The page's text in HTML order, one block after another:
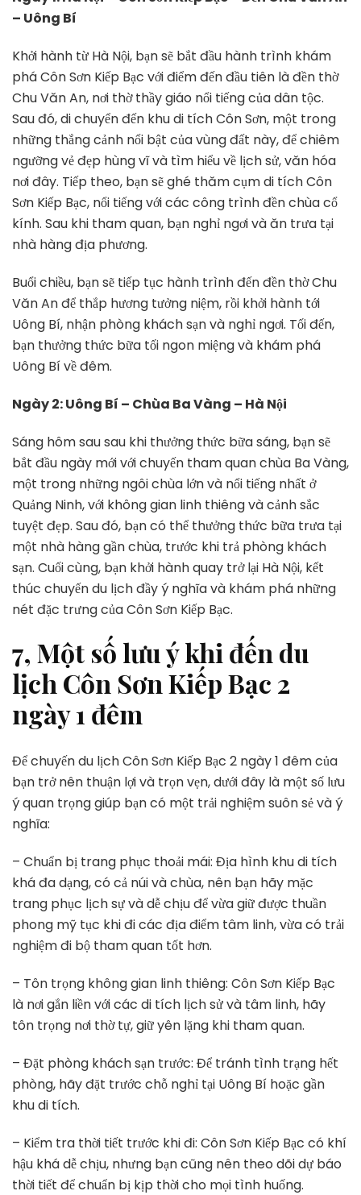
– Uông Bí
Khởi hành từ Hà Nội, bạn sẽ bắt đầu hành trình khám
phá Côn Sơn Kiếp Bạc với điểm đến đầu tiên là đền thờ
Chu Văn An, nơi thờ thầy giáo nổi tiếng của dân tộc.
Sau đó, di chuyển đến khu di tích Côn Sơn, một trong
những thắng cảnh nổi bật của vùng đất này, để chiêm
ngưỡng vẻ đẹp hùng vĩ và tìm hiểu về lịch sử, văn hóa
nơi đây. Tiếp theo, bạn sẽ ghé thăm cụm di tích Côn
Sơn Kiếp Bạc, nổi tiếng với các công trình đền chùa cổ
kính. Sau khi tham quan, bạn nghỉ ngơi và ăn trưa tại
nhà hàng địa phương.
Buổi chiều, bạn sẽ tiếp tục hành trình đến đền thờ Chu
Văn An để thắp hương tưởng niệm, rồi khởi hành tới
Uông Bí, nhận phòng khách sạn và nghỉ ngơi. Tối đến,
bạn thưởng thức bữa tối ngon miệng và khám phá
Uông Bí về đêm.
Ngày 2: Uông Bí – Chùa Ba Vàng – Hà Nội
Sáng hôm sau sau khi thưởng thức bữa sáng, bạn sẽ
bắt đầu ngày mới với chuyến tham quan chùa Ba Vàng,
một trong những ngôi chùa lớn và nổi tiếng nhất ở
Quảng Ninh, với không gian linh thiêng và cảnh sắc
tuyệt đẹp. Sau đó, bạn có thể thưởng thức bữa trưa tại
một nhà hàng gần chùa, trước khi trả phòng khách
sạn. Cuối cùng, bạn khởi hành quay trở lại Hà Nội, kết
thúc chuyến du lịch đầy ý nghĩa và khám phá những
nét đặc trưng của Côn Sơn Kiếp Bạc.
7, Một số lưu ý khi đến du
lịch Côn Sơn Kiếp Bạc 2
ngày 1 đêm
Để chuyến du lịch Côn Sơn Kiếp Bạc 2 ngày 1 đêm của
bạn trở nên thuận lợi và trọn vẹn, dưới đây là một số lưu
ý quan trọng giúp bạn có một trải nghiệm suôn sẻ và ý
nghĩa:
– Chuẩn bị trang phục thoải mái: Địa hình khu di tích
khá đa dạng, có cả núi và chùa, nên bạn hãy mặc
trang phục lịch sự và dễ chịu để vừa giữ được thuần
phong mỹ tục khi đi các địa điểm tâm linh, vừa có trải
nghiệm đi bộ tham quan tốt hơn.
– Tôn trọng không gian linh thiêng: Côn Sơn Kiếp Bạc
là nơi gắn liền với các di tích lịch sử và tâm linh, hãy
tôn trọng nơi thờ tự, giữ yên lặng khi tham quan.
– Đặt phòng khách sạn trước: Để tránh tình trạng hết
phòng, hãy đặt trước chỗ nghỉ tại Uông Bí hoặc gần
khu di tích.
– Kiểm tra thời tiết trước khi đi: Côn Sơn Kiếp Bạc có khí
hậu khá dễ chịu, nhưng bạn cũng nên theo dõi dự báo
thời tiết để chuẩn bị kịp thời cho mọi tình huống.